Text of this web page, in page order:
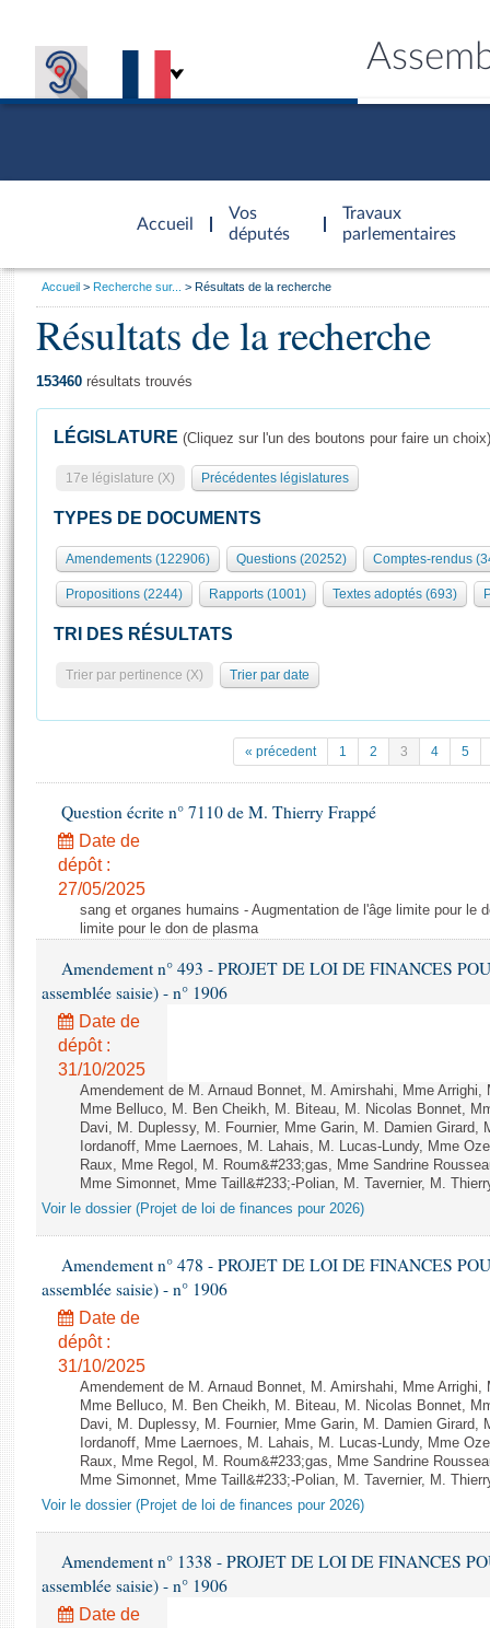
Accueil
d'accueil
Vos
députés
Travaux
parlementaires
Présidence
577 députés
Groupes politiques
Séance publique
Commissions et autres organes
Europe et International
Pétitions
Projets de loi
Propositions de loi
Amendements
Textes adoptés
Rapports législatifs
Rapports sur l'application des lois
Baromètre de l’application des lois
Dossiers législatifs
Budget et sécurité sociale
Questions écrites et orales
Comptes rendus des débats
Général
Rôle et pouvoirs de l'Assemblée
Organisation de l'Assemblée
Présidence Conférence des Présidents Bureau Collège des
Statistiques et chiffres clés
Documents de référence
( Constitution | Règlement de l'Assemblée ... )
Histoire
Juniors
Anciennes législatures
Visiter l'Assemblée
Visite virtuelle du palais Bourbon
Assister à une séance
Contacts et plan d'accès
Photos libres de droit
Vous
Accueil Recherche sur... Résultats de la recherche
Résultats de la recherche
153460 résultats trouvés
LÉGISLATURE (Cliquez sur l'un des boutons pour faire un choix)
17e législature (X) Précédentes législatures
TYPES DE DOCUMENTS
Amendements (122906) Questions (20252) Comptes-rendus
Propositions (2244) Rapports (1001) Textes adoptés (693)
TRI DES RÉSULTATS
Trier par pertinence (X) Trier par date
« précedent 1 2 3 4 5
Question écrite n° 7110 de M. Thierry Frappé
Date de
dépôt :
27/05/2025
sang et organes humains - Augmentation de l'âge limite pour le
limite pour le don de plasma
Amendement n° 493 - PROJET DE LOI DE FINANCES
assemblée saisie) - n° 1906
Date de
dépôt :
31/10/2025
Amendement de M. Arnaud Bonnet, M. Amirshahi, Mme
Mme Belluco, M. Ben Cheikh, M. Biteau, M. Nicolas Bonnet,
Davi, M. Duplessy, M. Fournier, Mme Garin, M. Damien Girard,
Iordanoff, Mme Laernoes, M. Lahais, M. Lucas-Lundy, Mme
Raux, Mme Regol, M. Roum&#233;gas, Mme Sandrine
Mme Simonnet, Mme Taill&#233;-Polian, M. Tavernier, M.
Voir le dossier (Projet de loi de finances pour 2026)
Amendement n° 478 - PROJET DE LOI DE FINANCES
assemblée saisie) - n° 1906
Date de
dépôt :
31/10/2025
Amendement de M. Arnaud Bonnet, M. Amirshahi, Mme
Mme Belluco, M. Ben Cheikh, M. Biteau, M. Nicolas Bonnet,
Davi, M. Duplessy, M. Fournier, Mme Garin, M. Damien Girard,
Iordanoff, Mme Laernoes, M. Lahais, M. Lucas-Lundy, Mme
Raux, Mme Regol, M. Roum&#233;gas, Mme Sandrine
Mme Simonnet, Mme Taill&#233;-Polian, M. Tavernier, M.
Voir le dossier (Projet de loi de finances pour 2026)
Amendement n° 1338 - PROJET DE LOI DE FINANCES
assemblée saisie) - n° 1906
Date de